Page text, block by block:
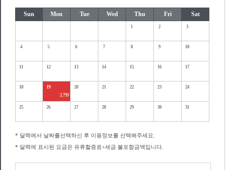
Sun Mon Tue Wed Thu Fri Sat
1 2 3
4 5 6 7 8 9 10
11 12 13 14 15 16 17
18 19
3,799
20 21 22 23 24
25 26 27 28 29 30 31
* 달력에서 날짜를선택하신 후 이용정보를 선택해주세요.
* 달력에 표시된 요금은 유류할증료+세금 불포함금액입니다.